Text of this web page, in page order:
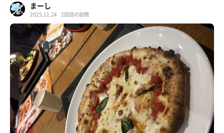
まーし
2025.11.24 2回目の訪問